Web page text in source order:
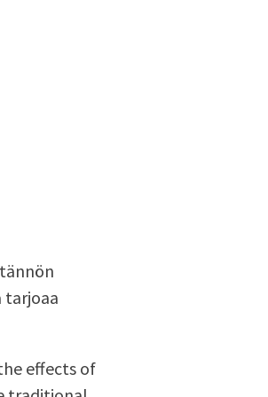
tarjoaa
effects of